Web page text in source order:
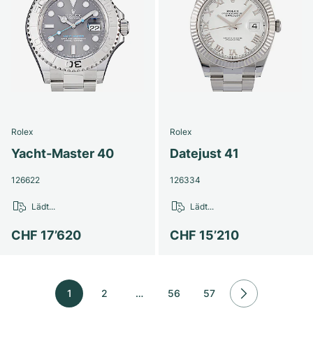
Rolex
Yacht-Master 40
126622
CHF 17’620
Lädt...
Rolex
Datejust 41
126334
CHF 15’210
Lädt...
1 2 … 56 57